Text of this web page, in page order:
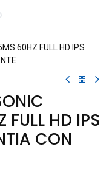
60HZ FULL HD IPS
HD IPS
CON